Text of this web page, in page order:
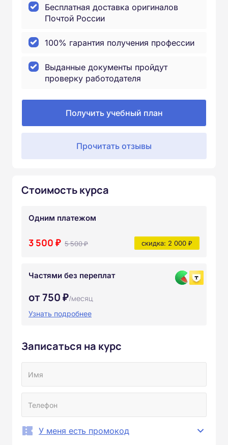
Бесплатная доставка оригиналов
Почтой России
100% гарантия получения профессии
Выданные документы пройдут
проверку работодателя
Получить учебный план
Прочитать отзывы
Стоимость курса
Одним платежом
3 500 ₽ 5 500 ₽ скидка: 2 000 ₽
Частями без переплат
от 750 ₽/месяц
Узнать подробнее
Записаться на курс
У меня есть промокод